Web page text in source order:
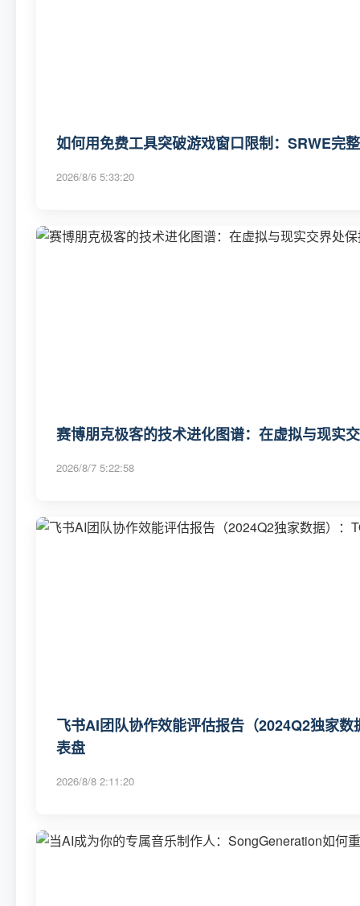
如何用免费工具突破游戏窗口限制：SRWE完
2026/8/6 5:33:20
赛博朋克极客的技术进化图谱：在虚拟与现实
2026/8/7 5:22:58
飞书AI团队协作效能评估报告（2024Q2独家
表盘
2026/8/8 2:11:20